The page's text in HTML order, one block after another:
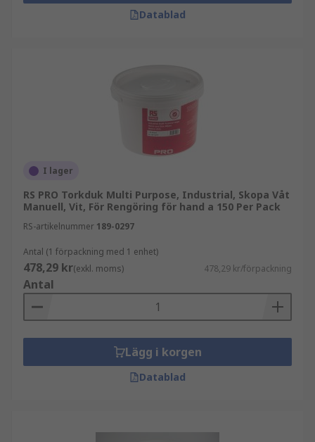
Datablad
I lager
RS PRO Torkduk Multi Purpose, Industrial, Skopa Våt
Manuell, Vit, För Rengöring för hand a 150 Per Pack
RS-artikelnummer 189-0297
Antal (1 förpackning med 1 enhet)
478,29 kr(exkl. moms) 478,29 kr/förpackning
Antal
Lägg i korgen
Datablad